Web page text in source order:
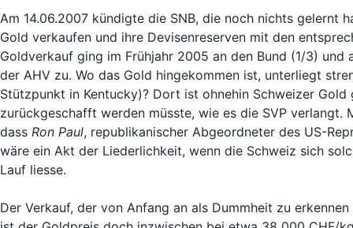
Am 14.06.2007 kündigte die SNB, die noch nichts gelernt
Gold verkaufen und ihre Devisenreserven mit den
Goldverkauf ging im Frühjahr 2005 an den Bund (1/3)
der AHV zu. Wo das Gold hingekommen ist, unterliegt
Stützpunkt in Kentucky)? Dort ist ohnehin Schweizer
zurückgeschafft werden müsste, wie es die SVP
dass Ron Paul, republikanischer Abgeordneter des US-
wäre ein Akt der Liederlichkeit, wenn die Schweiz sich
Lauf liesse.
Der Verkauf, der von Anfang an als Dummheit zu